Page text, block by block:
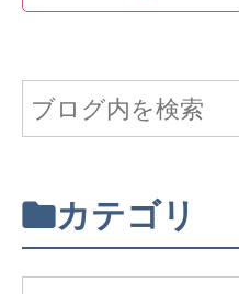
カテゴリ